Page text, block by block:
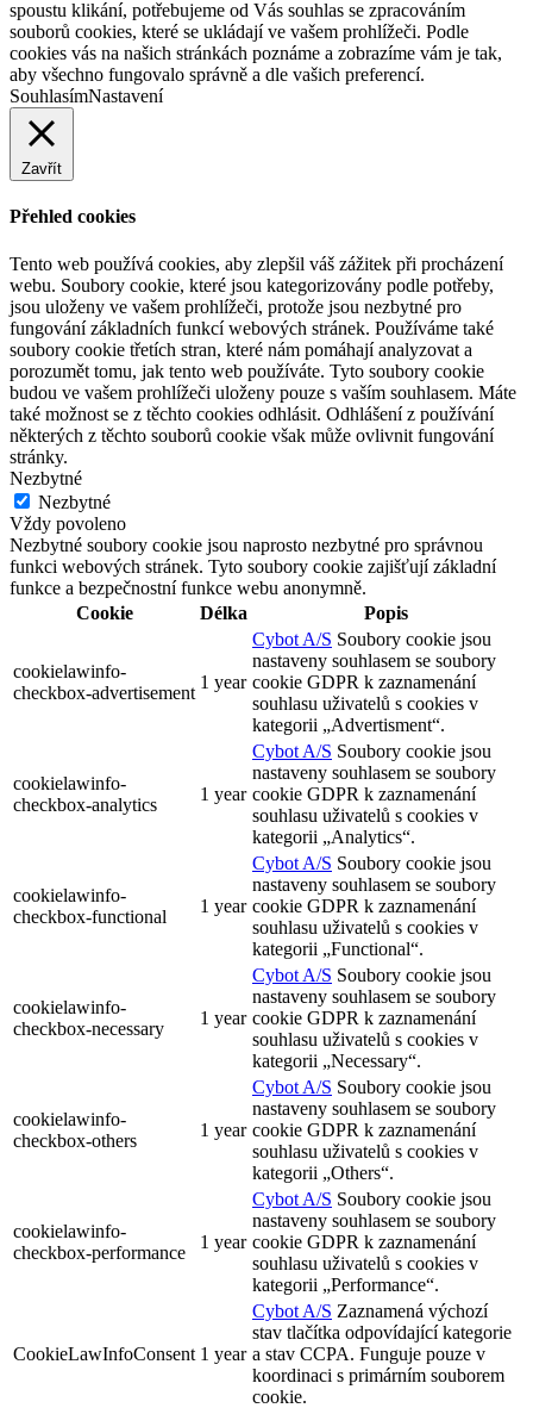
spoustu klikání, potřebujeme od Vás souhlas se zpracováním
souborů cookies, které se ukládají ve vašem prohlížeči. Podle
cookies vás na našich stránkách poznáme a zobrazíme vám je tak,
aby všechno fungovalo správně a dle vašich preferencí.
SouhlasímNastavení
Zavřít
Přehled cookies
Tento web používá cookies, aby zlepšil váš zážitek při procházení
webu. Soubory cookie, které jsou kategorizovány podle potřeby,
jsou uloženy ve vašem prohlížeči, protože jsou nezbytné pro
fungování základních funkcí webových stránek. Používáme také
soubory cookie třetích stran, které nám pomáhají analyzovat a
porozumět tomu, jak tento web používáte. Tyto soubory cookie
budou ve vašem prohlížeči uloženy pouze s vaším souhlasem. Máte
také možnost se z těchto cookies odhlásit. Odhlášení z používání
některých z těchto souborů cookie však může ovlivnit fungování
stránky.
Nezbytné
Nezbytné
Vždy povoleno
Nezbytné soubory cookie jsou naprosto nezbytné pro správnou
funkci webových stránek. Tyto soubory cookie zajišťují základní
funkce a bezpečnostní funkce webu anonymně.
Cookie
Délka Popis
cookielawinfo-
checkbox-advertisement
1 year
Cybot A/S Soubory cookie jsou
nastaveny souhlasem se soubory
cookie GDPR k zaznamenání
souhlasu uživatelů s cookies v
kategorii „Advertisment“.
cookielawinfo-
checkbox-analytics
1 year
Cybot A/S Soubory cookie jsou
nastaveny souhlasem se soubory
cookie GDPR k zaznamenání
souhlasu uživatelů s cookies v
kategorii „Analytics“.
cookielawinfo-
checkbox-functional
1 year
Cybot A/S Soubory cookie jsou
nastaveny souhlasem se soubory
cookie GDPR k zaznamenání
souhlasu uživatelů s cookies v
kategorii „Functional“.
cookielawinfo-
checkbox-necessary
1 year
Cybot A/S Soubory cookie jsou
nastaveny souhlasem se soubory
cookie GDPR k zaznamenání
souhlasu uživatelů s cookies v
kategorii „Necessary“.
cookielawinfo-
checkbox-others
1 year
Cybot A/S Soubory cookie jsou
nastaveny souhlasem se soubory
cookie GDPR k zaznamenání
souhlasu uživatelů s cookies v
kategorii „Others“.
cookielawinfo-
checkbox-performance
1 year
Cybot A/S Soubory cookie jsou
nastaveny souhlasem se soubory
cookie GDPR k zaznamenání
souhlasu uživatelů s cookies v
kategorii „Performance“.
CookieLawInfoConsent 1 year
Cybot A/S Zaznamená výchozí
stav tlačítka odpovídající kategorie
a stav CCPA. Funguje pouze v
koordinaci s primárním souborem
cookie.